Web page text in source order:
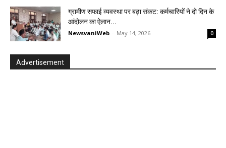
ग्रामीण सफाई व्यवस्था पर बढ़ा संकट: कर्मचारियों ने दो दिन के
आंदोलन का ऐलान...
NewsvaniWeb - May 14, 2026 0
Advertisement